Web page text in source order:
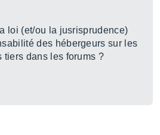
loi (et/ou la jusrisprudence)
des hébergeurs sur les
tiers dans les forums ?